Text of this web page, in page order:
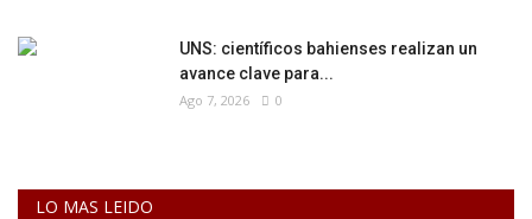
UNS: científicos bahienses realizan un
avance clave para...
Ago 7, 2026 0
LO MAS LEIDO